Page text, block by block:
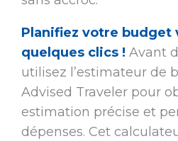
Planifiez votre budget
quelques clics ! Avant
utilisez l’estimateur de
Advised Traveler pour
estimation précise et
dépenses. Cet